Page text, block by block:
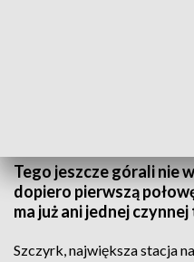
Tego jeszcze górali nie
dopiero pierwszą
ma już ani jednej
Szczyrk, największa stacja